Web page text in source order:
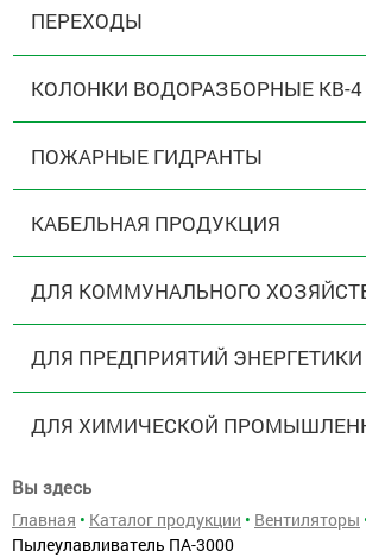
ПЕРЕХОДЫ
КОЛОНКИ ВОДОРАЗБОРНЫЕ КВ-4
ПОЖАРНЫЕ ГИДРАНТЫ
КАБЕЛЬНАЯ ПРОДУКЦИЯ
ДЛЯ КОММУНАЛЬНОГО
ДЛЯ ПРЕДПРИЯТИЙ ЭНЕРГЕТИКИ
ДЛЯ ХИМИЧЕСКОЙ
Вы здесь
Главная • Каталог продукции • Вентиляторы
Пылеулавливатель ПА-3000